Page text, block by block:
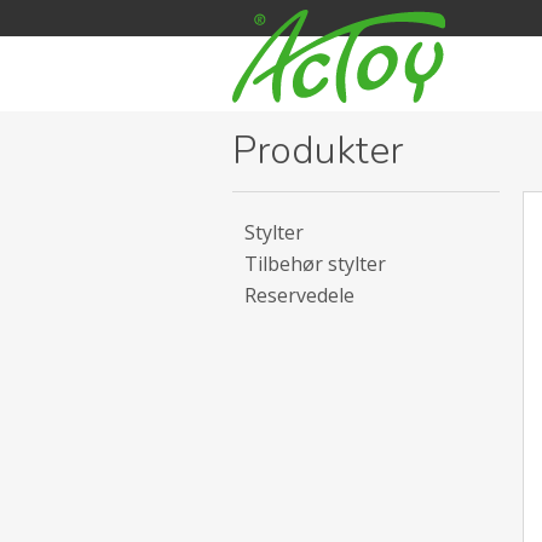
Produkter
Stylter
Tilbehør stylter
Reservedele